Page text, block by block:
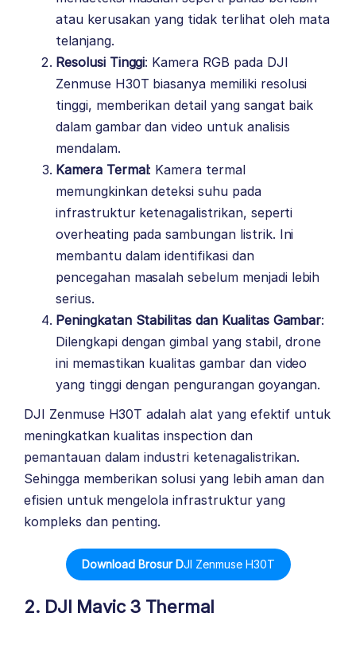
atau kerusakan yang tidak terlihat oleh mata
telanjang.
Resolusi Tinggi: Kamera RGB pada DJI
Zenmuse H30T biasanya memiliki resolusi
tinggi, memberikan detail yang sangat baik
dalam gambar dan video untuk analisis
mendalam.
Kamera Termal: Kamera termal
memungkinkan deteksi suhu pada
infrastruktur ketenagalistrikan, seperti
overheating pada sambungan listrik. Ini
membantu dalam identifikasi dan
pencegahan masalah sebelum menjadi lebih
serius.
Peningkatan Stabilitas dan Kualitas Gambar:
Dilengkapi dengan gimbal yang stabil, drone
ini memastikan kualitas gambar dan video
yang tinggi dengan pengurangan goyangan.
DJI Zenmuse H30T adalah alat yang efektif untuk
meningkatkan kualitas inspection dan
pemantauan dalam industri ketenagalistrikan.
Sehingga memberikan solusi yang lebih aman dan
efisien untuk mengelola infrastruktur yang
kompleks dan penting.
Download Brosur DJI Zenmuse H30T
2. DJI Mavic 3 Thermal